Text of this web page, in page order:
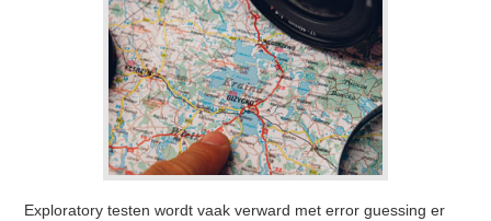
Exploratory testen wordt vaak verward met error guessing er